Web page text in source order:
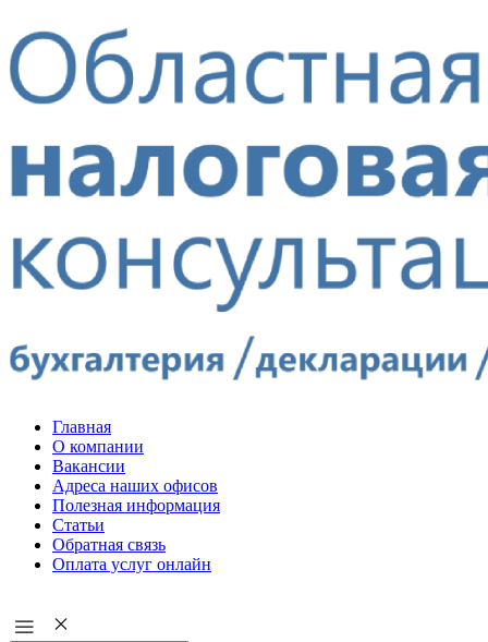
Главная
О компании
Вакансии
Адреса наших офисов
Полезная информация
Статьи
Обратная связь
Оплата услуг онлайн